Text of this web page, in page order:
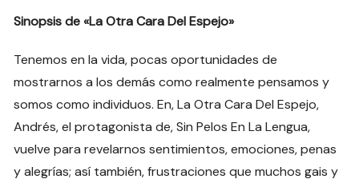
Sinopsis de «La Otra Cara Del Espejo»
Tenemos en la vida, pocas oportunidades de
mostrarnos a los demás como realmente pensamos y
somos como individuos. En, La Otra Cara Del Espejo,
Andrés, el protagonista de, Sin Pelos En La Lengua,
vuelve para revelarnos sentimientos, emociones, penas
y alegrías; así también, frustraciones que muchos gais y